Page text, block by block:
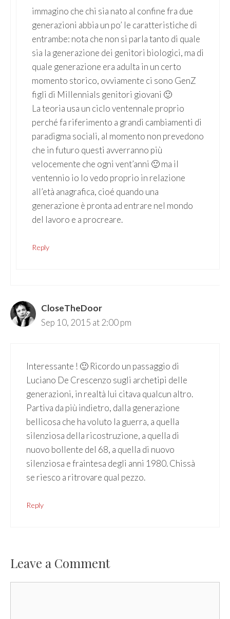
immagino che chi sia nato al confine fra due
generazioni abbia un po’ le caratteristiche di
entrambe: nota che non si parla tanto di quale
sia la generazione dei genitori biologici, ma di
quale generazione era adulta in un certo
momento storico, ovviamente ci sono GenZ
figli di Millennials genitori giovani 🙂
La teoria usa un ciclo ventennale proprio
perché fa riferimento a grandi cambiamenti di
paradigma sociali, al momento non prevedono
che in futuro questi avverranno più
velocemente che ogni vent’anni 🙂 ma il
ventennio io lo vedo proprio in relazione
all’età anagrafica, cioé quando una
generazione è pronta ad entrare nel mondo
del lavoro e a procreare.
Reply
CloseTheDoor
Sep 10, 2015 at 2:00 pm
Interessante ! 🙂 Ricordo un passaggio di
Luciano De Crescenzo sugli archetipi delle
generazioni, in realtà lui citava qualcun altro.
Partiva da più indietro, dalla generazione
bellicosa che ha voluto la guerra, a quella
silenziosa della ricostruzione, a quella di
nuovo bollente del 68, a quella di nuovo
silenziosa e fraintesa degli anni 1980. Chissà
se riesco a ritrovare qual pezzo.
Reply
Leave a Comment